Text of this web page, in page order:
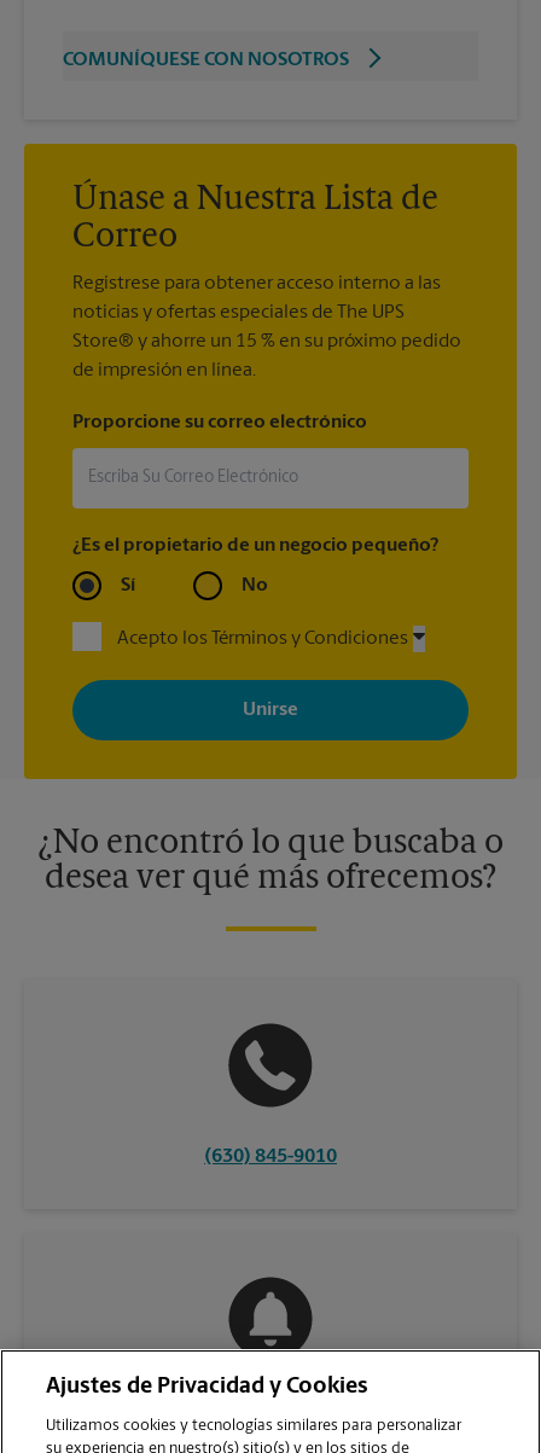
COMUNÍQUESE CON NOSOTROS
Únase a Nuestra Lista de
Correo
Regístrese para obtener acceso interno a las
noticias y ofertas especiales de The UPS
Store® y ahorre un 15 % en su próximo pedido
de impresión en línea.
Proporcione su correo electrónico
¿Es el propietario de un negocio pequeño?
Sí No
Acepto los Términos y Condiciones
Al registrarse, acepta recibir correos electrónicos de The UPS
Store con noticias, ofertas especiales, promociones y mensajes
adaptados a sus intereses. Puede darse de baja en cualquier
momento. Para más información, consulte nuestra política de
¿No encontró lo que buscaba o
desea ver qué más ofrecemos?
(630) 845-9010
Ajustes de Privacidad y Cookies
Utilizamos cookies y tecnologías similares para personalizar
su experiencia en nuestro(s) sitio(s) y en los sitios de